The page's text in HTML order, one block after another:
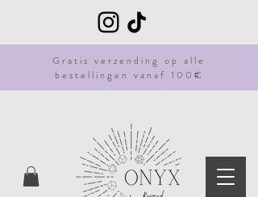
Gratis verzending op alle
bestellingen vanaf 100€